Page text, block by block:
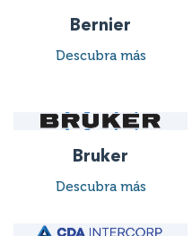
Bernier
Descubra más
Bruker
Descubra más